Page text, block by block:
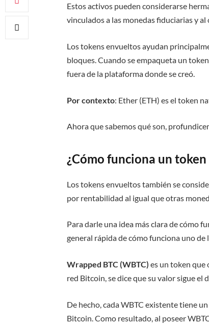
Estos activos pueden considerarse
vinculados a las monedas fiduciarias y al
Los tokens envueltos ayudan
bloques. Cuando se empaqueta un
fuera de la plataforma donde se creó.
Por contexto: Ether (ETH) es el token
Ahora que sabemos qué son,
¿Cómo funciona un
Los tokens envueltos también se
por rentabilidad al igual que otras
Para darle una idea más clara de cómo
general rápida de cómo funciona uno
Wrapped BTC (WBTC) es un token que
red Bitcoin, se dice que su valor sigue el
De hecho, cada WBTC existente tiene
Bitcoin. Como resultado, al poseer